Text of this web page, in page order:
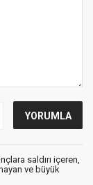
saldırı içeren,
ve büyük